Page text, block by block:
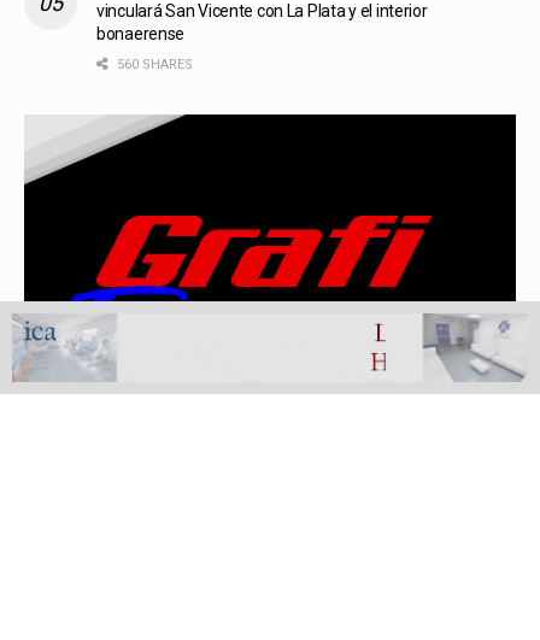
vinculará San Vicente con La Plata y el interior
bonaerense
560 SHARES